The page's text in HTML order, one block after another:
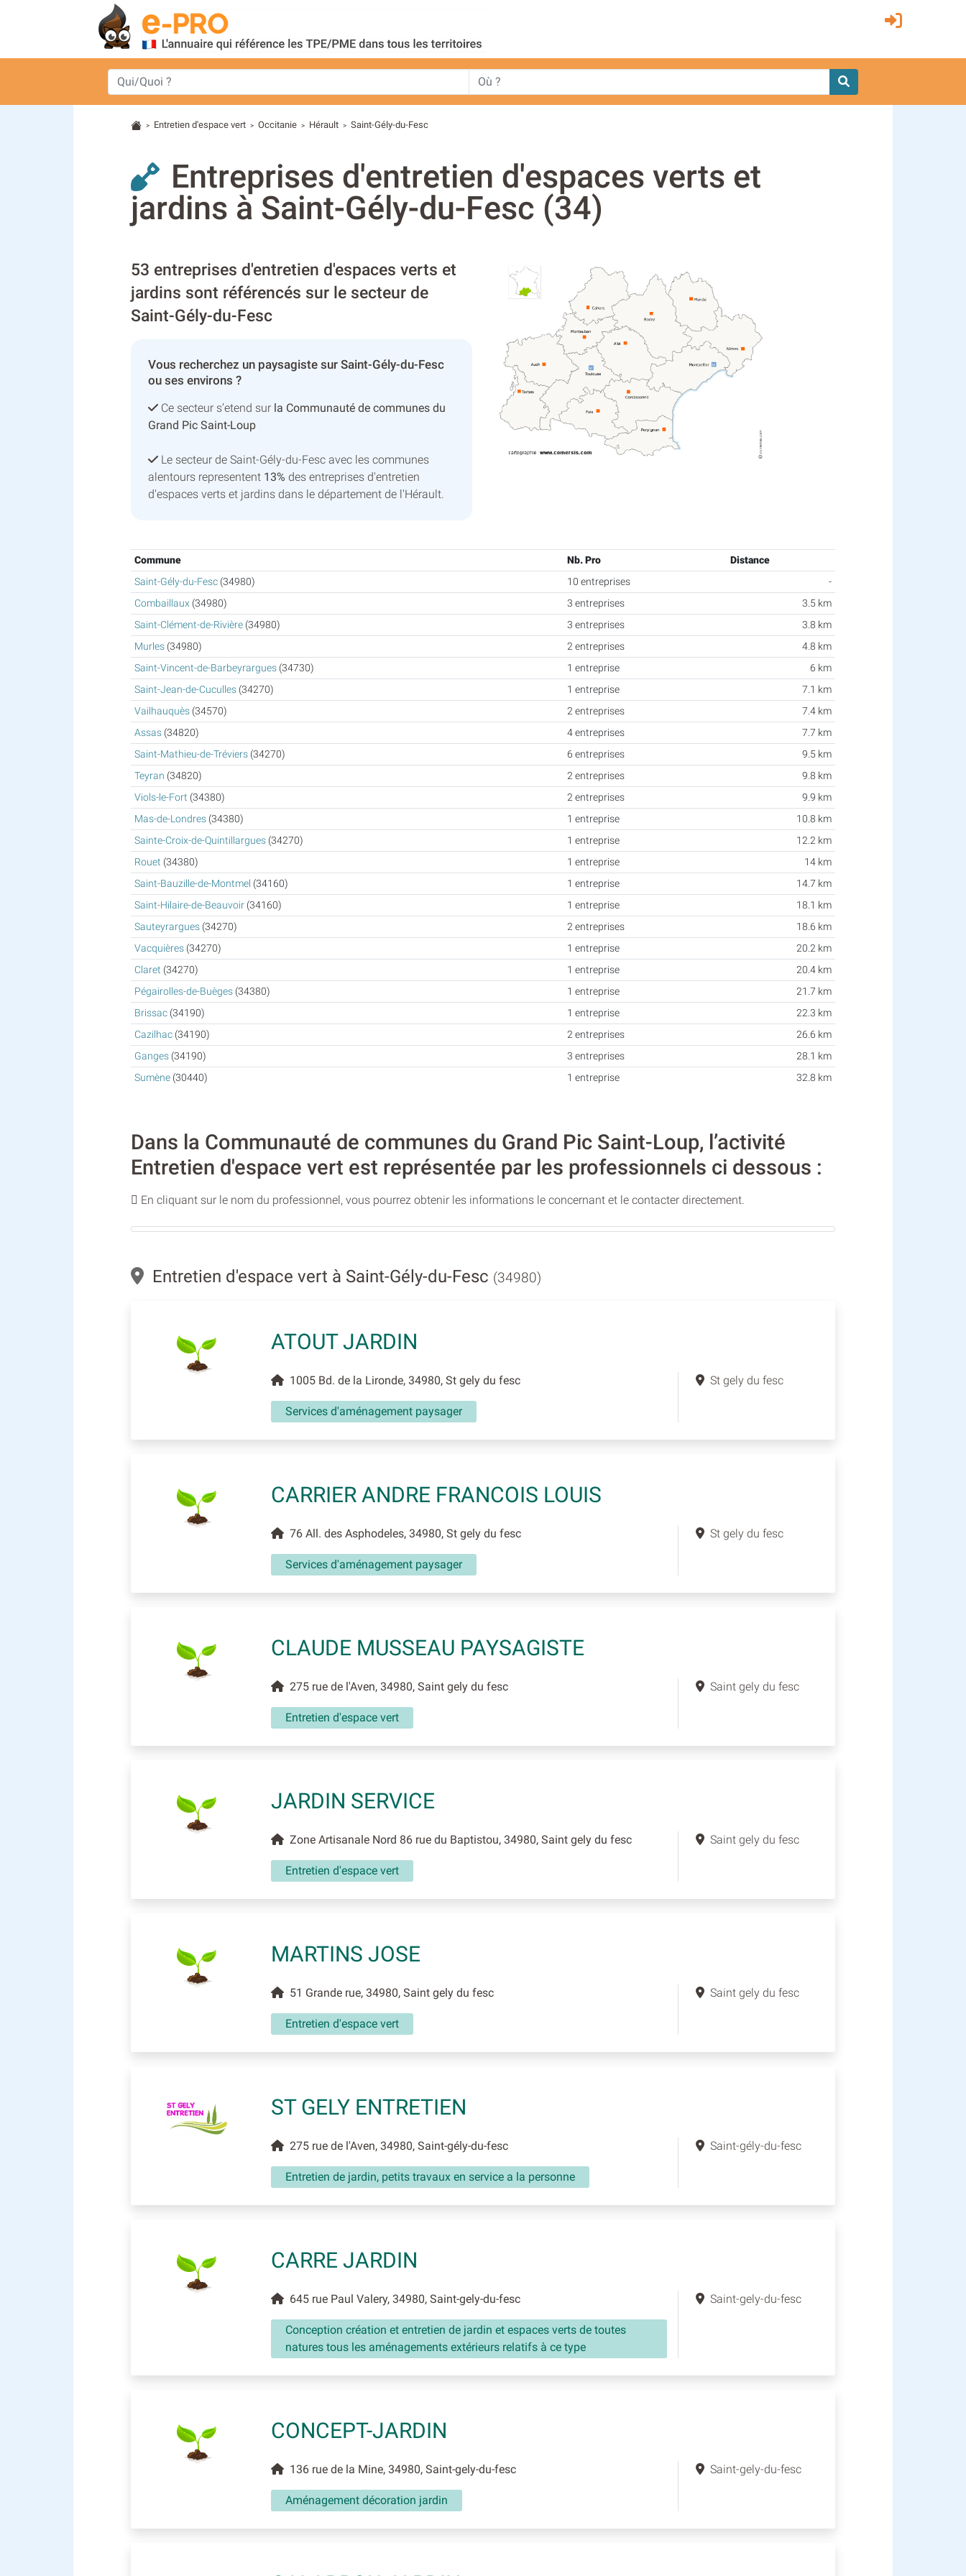
> Entretien d'espace vert > Occitanie > Hérault > Saint-Gély-du-Fesc
Entreprises d'entretien d'espaces verts et
jardins à Saint-Gély-du-Fesc (34)
53 entreprises d'entretien d'espaces verts et
jardins sont référencés sur le secteur de
Saint-Gély-du-Fesc
Vous recherchez un paysagiste sur Saint-Gély-du-Fesc
ou ses environs ?
Ce secteur s’etend sur la Communauté de communes du
Grand Pic Saint-Loup
Le secteur de Saint-Gély-du-Fesc avec les communes
alentours representent 13% des entreprises d'entretien
d'espaces verts et jardins dans le département de l'Hérault.
Commune Nb. Pro
Distance
Saint-Gély-du-Fesc(34980) 10 entreprises
-
Combaillaux(34980) 3 entreprises
3.5 km
Saint-Clément-de-Rivière(34980) 3 entreprises
3.8 km
Murles(34980) 2 entreprises
4.8 km
Saint-Vincent-de-Barbeyrargues(34730) 1 entreprise
6 km
Saint-Jean-de-Cuculles(34270) 1 entreprise
7.1 km
Vailhauquès(34570) 2 entreprises
7.4 km
Assas(34820) 4 entreprises
7.7 km
Saint-Mathieu-de-Tréviers(34270) 6 entreprises
9.5 km
Teyran (34820) 2 entreprises
9.8 km
Viols-le-Fort (34380) 2 entreprises
9.9 km
Mas-de-Londres(34380) 1 entreprise
10.8 km
Sainte-Croix-de-Quintillargues(34270) 1 entreprise
12.2 km
Rouet (34380) 1 entreprise
14 km
Saint-Bauzille-de-Montmel (34160) 1 entreprise
14.7 km
Saint-Hilaire-de-Beauvoir(34160) 1 entreprise
18.1 km
Sauteyrargues(34270) 2 entreprises
18.6 km
Vacquières(34270) 1 entreprise
20.2 km
Claret (34270) 1 entreprise
20.4 km
Pégairolles-de-Buèges(34380) 1 entreprise
21.7 km
Brissac(34190) 1 entreprise
22.3 km
Cazilhac(34190) 2 entreprises
26.6 km
Ganges(34190) 3 entreprises
28.1 km
Sumène(30440) 1 entreprise 32.8 km
Dans la Communauté de communes du Grand Pic Saint-Loup, l’activité
Entretien d'espace vert est représentée par les professionnels ci dessous :
En cliquant sur le nom du professionnel, vous pourrez obtenir les informations le concernant et le contacter directement.
Entretien d'espace vert à Saint-Gély-du-Fesc (34980)
ATOUT JARDIN
1005 Bd. de la Lironde, 34980, St gely du fesc
Services d'aménagement paysager
St gely du fesc
CARRIER ANDRE FRANCOIS LOUIS
76 All. des Asphodeles, 34980, St gely du fesc
Services d'aménagement paysager
St gely du fesc
CLAUDE MUSSEAU PAYSAGISTE
275 rue de l'Aven, 34980, Saint gely du fesc
Entretien d'espace vert
Saint gely du fesc
JARDIN SERVICE
Zone Artisanale Nord 86 rue du Baptistou, 34980, Saint gely du fesc
Entretien d'espace vert
Saint gely du fesc
MARTINS JOSE
51 Grande rue, 34980, Saint gely du fesc
Entretien d'espace vert
Saint gely du fesc
ST GELY ENTRETIEN
275 rue de l'Aven, 34980, Saint-gély-du-fesc
Entretien de jardin, petits travaux en service a la personne
Saint-gély-du-fesc
CARRE JARDIN
645 rue Paul Valery, 34980, Saint-gely-du-fesc
Conception création et entretien de jardin et espaces verts de toutes
natures tous les aménagements extérieurs relatifs à ce type
Saint-gely-du-fesc
CONCEPT-JARDIN
136 rue de la Mine, 34980, Saint-gely-du-fesc
Aménagement décoration jardin
Saint-gely-du-fesc